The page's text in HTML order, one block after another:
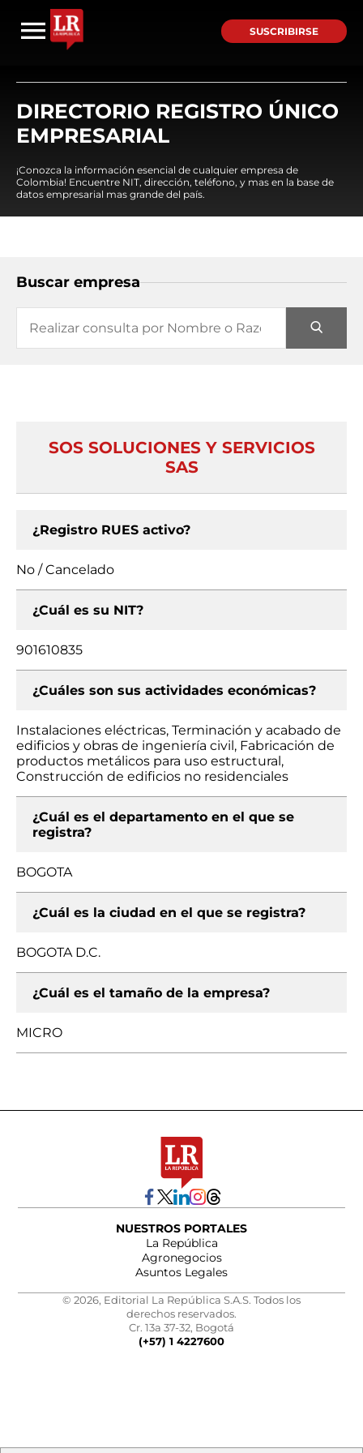
SUSCRIBIRSE
DIRECTORIO REGISTRO ÚNICO
EMPRESARIAL
¡Conozca la información esencial de cualquier empresa de
Colombia! Encuentre NIT, dirección, teléfono, y mas en la base de
datos empresarial mas grande del país.
Buscar empresa
SOS SOLUCIONES Y SERVICIOS
SAS
¿Registro RUES activo?
No / Cancelado
¿Cuál es su NIT?
901610835
¿Cuáles son sus actividades económicas?
Instalaciones eléctricas, Terminación y acabado de
edificios y obras de ingeniería civil, Fabricación de
productos metálicos para uso estructural,
Construcción de edificios no residenciales
¿Cuál es el departamento en el que se
registra?
BOGOTA
¿Cuál es la ciudad en el que se registra?
BOGOTA D.C.
¿Cuál es el tamaño de la empresa?
MICRO
NUESTROS PORTALES
La República
Agronegocios
Asuntos Legales
© 2026, Editorial La República S.A.S. Todos los
derechos reservados.
Cr. 13a 37-32, Bogotá
(+57) 1 4227600